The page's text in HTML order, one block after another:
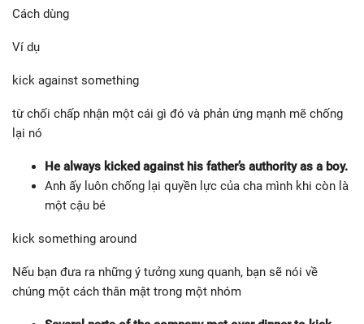
Cách dùng
Ví dụ
kick against something
từ chối chấp nhận một cái gì đó và phản ứng mạnh mẽ chống
lại nó
He always kicked against his father’s authority as a boy.
Anh ấy luôn chống lại quyền lực của cha mình khi còn là
một cậu bé
kick something around
Nếu bạn đưa ra những ý tưởng xung quanh, bạn sẽ nói về
chúng một cách thân mật trong một nhóm